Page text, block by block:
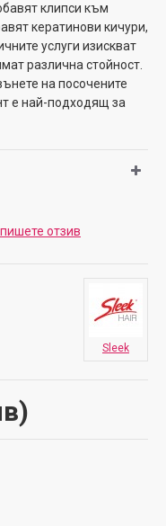
клипси към
кератинови кичури,
услуги изискват
различна стойност.
на посочените
е най-подходящ за
отзив
Sleek